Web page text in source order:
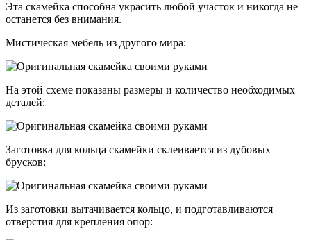
Эта скамейка способна украсить любой участок и никогда не
останется без внимания.
Мистическая мебель из другого мира:
На этой схеме показаны размеры и количество необходимых
деталей:
Заготовка для кольца скамейки склеивается из дубовых
брусков:
Из заготовки вытачивается кольцо, и подготавливаются
отверстия для крепления опор: